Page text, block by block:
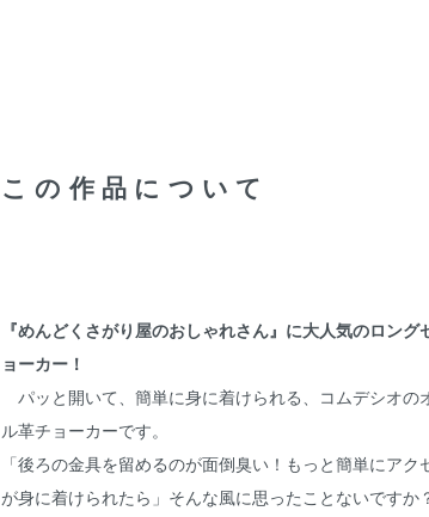
この作品について
『めんどくさがり屋のおしゃれさん』に大人気のロング
ョーカー！
パッと開いて、簡単に身に着けられる、コムデシオの
ル革チョーカーです。
「後ろの金具を留めるのが面倒臭い！もっと簡単にアク
が身に着けられたら」そんな風に思ったことないですか